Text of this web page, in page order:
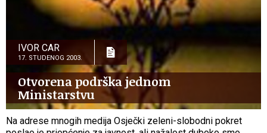
IVOR CAR
17. STUDENOG 2003.
Otvorena podrška jednom
Ministarstvu
Na adrese mnogih medija Osječki zeleni-slobodni pokret